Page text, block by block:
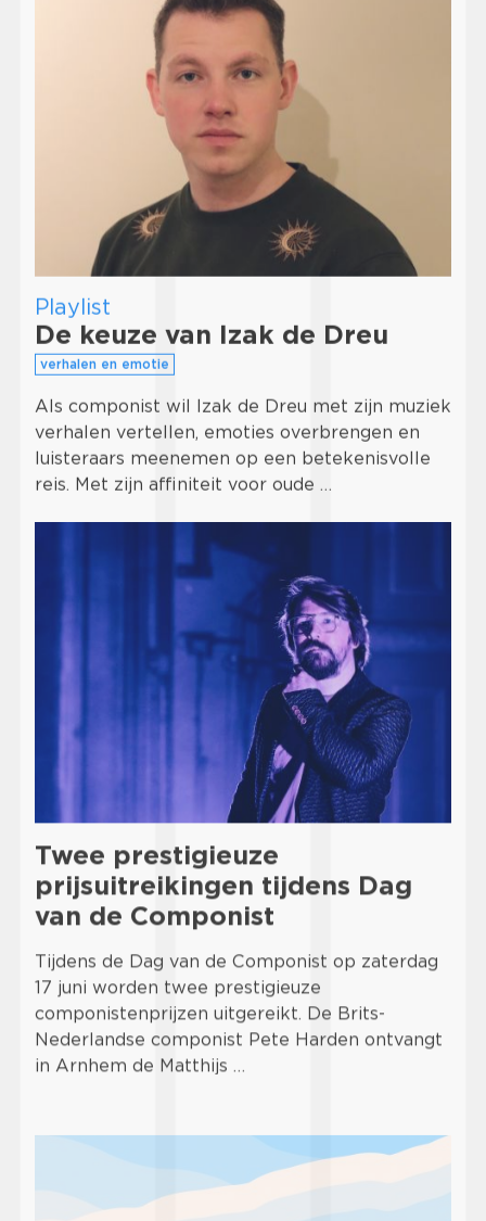
Playlist
De keuze van Izak de Dreu
verhalen en emotie
Als componist wil Izak de Dreu met zijn muziek
verhalen vertellen, emoties overbrengen en
luisteraars meenemen op een betekenisvolle
reis. Met zijn affiniteit voor oude …
Twee prestigieuze
prijsuitreikingen tijdens Dag
van de Componist
Tijdens de Dag van de Componist op zaterdag
17 juni worden twee prestigieuze
componistenprijzen uitgereikt. De Brits-
Nederlandse componist Pete Harden ontvangt
in Arnhem de Matthijs …